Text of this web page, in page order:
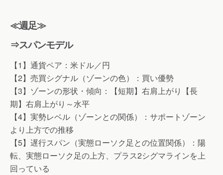
≪週足≫
⇒スパンモデル
【1】通貨ペア：米ドル／円
【2】売買シグナル（ゾーンの色）：買い優勢
【3】ゾーンの形状・傾向：【短期】右肩上がり【長
期】右肩上がり～水平
【4】実勢レベル（ゾーンとの関係）：サポートゾーン
より上方での推移
【5】遅行スパン（実態ローソク足との位置関係）：陽
転、実態ローソク足の上方、プラス2シグマラインを上
回っている